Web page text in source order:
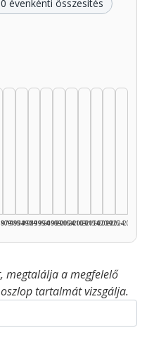
évenkénti összesítés
1985–1989
1990–1994
1995–1999
2000–2004
2005–2009
2010–2014
2015–2019
2020–2024
2025–2026
megtalálja a megfelelő
tartalmát vizsgálja.